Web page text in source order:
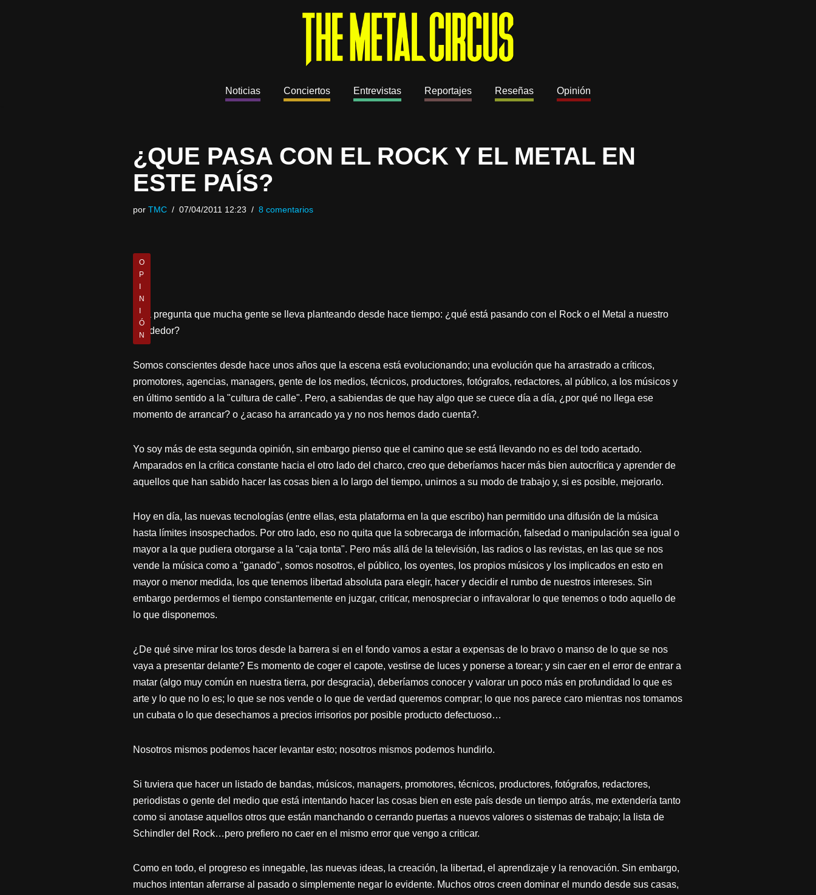
Noticias Conciertos Entrevistas Reportajes Reseñas Opinión
¿QUE PASA CON EL ROCK Y EL METAL EN
ESTE PAÍS?
por TMC 07/04/2011 12:23 8 comentarios
O
P
N
Ó
N
Una pregunta que mucha gente se lleva planteando desde hace tiempo: ¿qué está pasando con el Rock o el Metal a nuestro
alrededor?
Somos conscientes desde hace unos años que la escena está evolucionando; una evolución que ha arrastrado a críticos,
promotores, agencias, managers, gente de los medios, técnicos, productores, fotógrafos, redactores, al público, a los músicos y
en último sentido a la "cultura de calle". Pero, a sabiendas de que hay algo que se cuece día a día, ¿por qué no llega ese
momento de arrancar? o ¿acaso ha arrancado ya y no nos hemos dado cuenta?.
Yo soy más de esta segunda opinión, sin embargo pienso que el camino que se está llevando no es del todo acertado.
Amparados en la crítica constante hacia el otro lado del charco, creo que deberíamos hacer más bien autocrítica y aprender de
aquellos que han sabido hacer las cosas bien a lo largo del tiempo, unirnos a su modo de trabajo y, si es posible, mejorarlo.
Hoy en día, las nuevas tecnologías (entre ellas, esta plataforma en la que escribo) han permitido una difusión de la música
hasta límites insospechados. Por otro lado, eso no quita que la sobrecarga de información, falsedad o manipulación sea igual o
mayor a la que pudiera otorgarse a la "caja tonta". Pero más allá de la televisión, las radios o las revistas, en las que se nos
vende la música como a "ganado", somos nosotros, el público, los oyentes, los propios músicos y los implicados en esto en
mayor o menor medida, los que tenemos libertad absoluta para elegir, hacer y decidir el rumbo de nuestros intereses. Sin
embargo perdermos el tiempo constantemente en juzgar, criticar, menospreciar o infravalorar lo que tenemos o todo aquello de
lo que disponemos.
¿De qué sirve mirar los toros desde la barrera si en el fondo vamos a estar a expensas de lo bravo o manso de lo que se nos
vaya a presentar delante? Es momento de coger el capote, vestirse de luces y ponerse a torear; y sin caer en el error de entrar a
matar (algo muy común en nuestra tierra, por desgracia), deberíamos conocer y valorar un poco más en profundidad lo que es
arte y lo que no lo es; lo que se nos vende o lo que de verdad queremos comprar; lo que nos parece caro mientras nos tomamos
un cubata o lo que desechamos a precios irrisorios por posible producto defectuoso…
Nosotros mismos podemos hacer levantar esto; nosotros mismos podemos hundirlo.
Si tuviera que hacer un listado de bandas, músicos, managers, promotores, técnicos, productores, fotógrafos, redactores,
periodistas o gente del medio que está intentando hacer las cosas bien en este país desde un tiempo atrás, me extendería tanto
como si anotase aquellos otros que están manchando o cerrando puertas a nuevos valores o sistemas de trabajo; la lista de
Schindler del Rock…pero prefiero no caer en el mismo error que vengo a criticar.
Como en todo, el progreso es innegable, las nuevas ideas, la creación, la libertad, el aprendizaje y la renovación. Sin embargo,
muchos intentan aferrarse al pasado o simplemente negar lo evidente. Muchos otros creen dominar el mundo desde sus casas,